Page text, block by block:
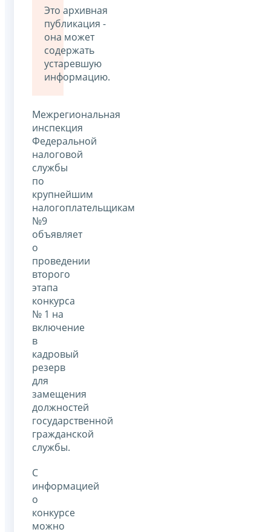
Это архивная
публикация -
она может
содержать
устаревшую
информацию.
Межрегиональная
инспекция
Федеральной
налоговой
службы
по
крупнейшим
налогоплательщикам
№9
объявляет
о
проведении
второго
этапа
конкурса
№ 1 на
включение
в
кадровый
резерв
для
замещения
должностей
государственной
гражданской
службы.
С
информацией
о
конкурсе
можно